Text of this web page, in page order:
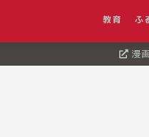
教育 ふ
漫